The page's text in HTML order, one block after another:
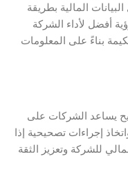
المالية بطريقة
أفضل لأداء الشركة
بناءً على المعلومات
يساعد الشركات على
إجراءات تصحيحية إذا
للشركة وتعزيز الثقة